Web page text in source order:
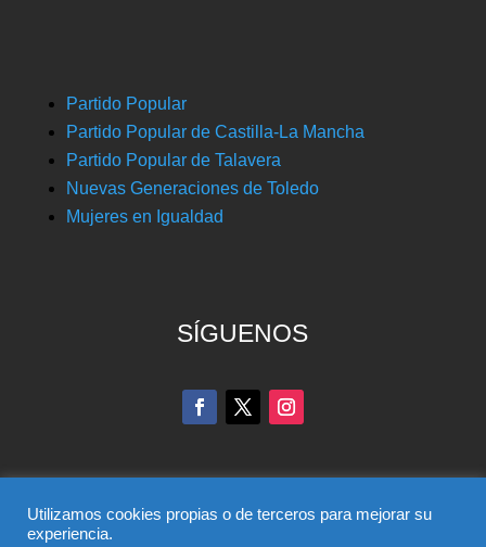
Partido Popular
Partido Popular de Castilla-La Mancha
Partido Popular de Talavera
Nuevas Generaciones de Toledo
Mujeres en Igualdad
SÍGUENOS
Utilizamos cookies propias o de terceros para mejorar su
experiencia.